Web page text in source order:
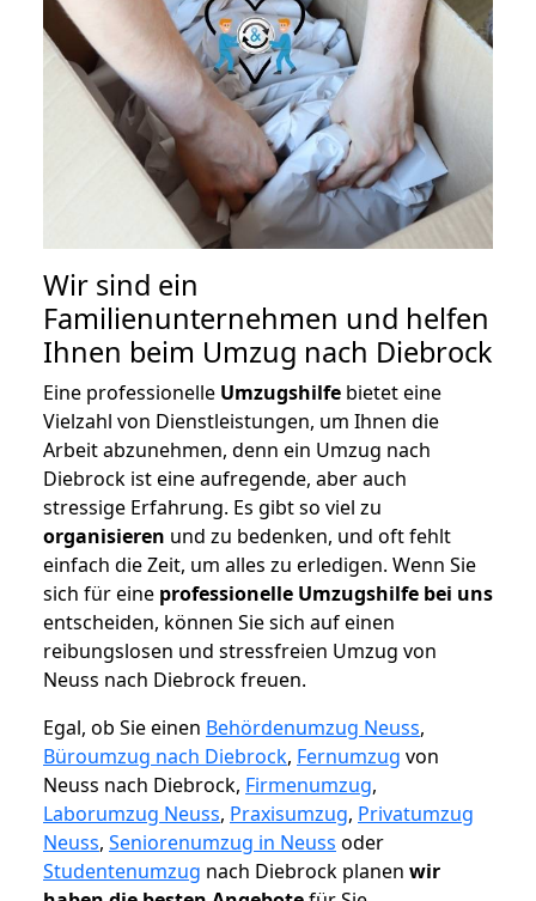
Wir sind ein
Familienunternehmen und helfen
Ihnen beim Umzug nach Diebrock
Eine professionelle Umzugshilfe bietet eine
Vielzahl von Dienstleistungen, um Ihnen die
Arbeit abzunehmen, denn ein Umzug nach
Diebrock ist eine aufregende, aber auch
stressige Erfahrung. Es gibt so viel zu
organisieren und zu bedenken, und oft fehlt
einfach die Zeit, um alles zu erledigen. Wenn Sie
sich für eine professionelle Umzugshilfe bei uns
entscheiden, können Sie sich auf einen
reibungslosen und stressfreien Umzug von
Neuss nach Diebrock freuen.
Egal, ob Sie einen Behördenumzug Neuss,
Büroumzug nach Diebrock, Fernumzug von
Neuss nach Diebrock, Firmenumzug,
Laborumzug Neuss, Praxisumzug, Privatumzug
Neuss, Seniorenumzug in Neuss oder
Studentenumzug nach Diebrock planen wir